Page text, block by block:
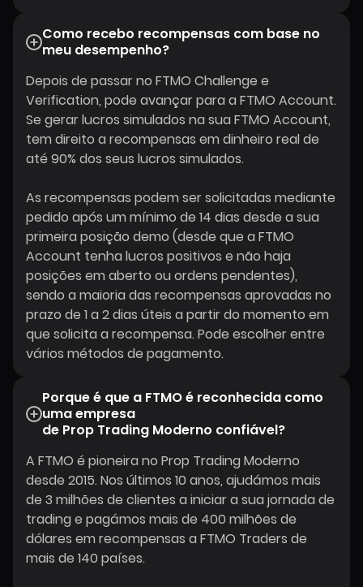
Como recebo recompensas com base no
meu desempenho?
Depois de passar no FTMO Challenge e
Verification, pode avançar para a FTMO Account.
Se gerar lucros simulados na sua FTMO Account,
tem direito a recompensas em dinheiro real de
até 90% dos seus lucros simulados.
As recompensas podem ser solicitadas mediante
pedido após um mínimo de 14 dias desde a sua
primeira posição demo (desde que a FTMO
Account tenha lucros positivos e não haja
posições em aberto ou ordens pendentes),
sendo a maioria das recompensas aprovadas no
prazo de 1 a 2 dias úteis a partir do momento em
que solicita a recompensa. Pode escolher entre
vários métodos de pagamento.
Porque é que a FTMO é reconhecida como
uma empresa
de Prop Trading Moderno confiável?
A FTMO é pioneira no Prop Trading Moderno
desde 2015. Nos últimos 10 anos, ajudámos mais
de 3 milhões de clientes a iniciar a sua jornada de
trading e pagámos mais de 400 milhões de
dólares em recompensas a FTMO Traders de
mais de 140 países.